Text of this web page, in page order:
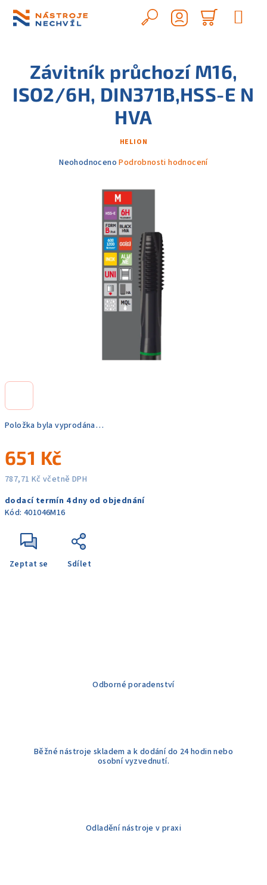
obsah
Hledat
košík
Položka byla vyprodána…
651 Kč
787,71 Kč včetně DPH
cena:
dodací termín 4 dny od objednání
Kód: 401046M16
Zeptat se Sdílet
Závitník průchozí M16,
ISO2/6H, DIN371B,HSS-E N
HVA
HELION
Průměrné
Neohodnoceno Podrobnosti hodnocení
Odborné poradenství
Běžné nástroje skladem a k dodání do 24 hodin nebo
osobní vyzvednutí.
Odladění nástroje v praxi